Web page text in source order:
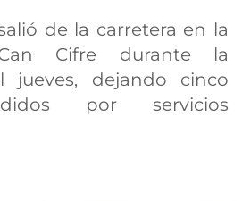
de la carretera en la
Cifre durante la
jueves, dejando cinco
por servicios